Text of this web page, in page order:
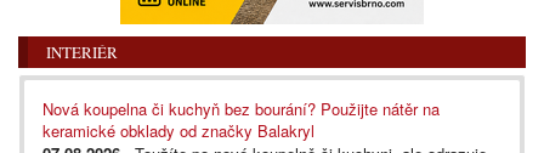
INTERIÉR
Nová koupelna či kuchyň bez bourání? Použijte nátěr na
keramické obklady od značky Balakryl